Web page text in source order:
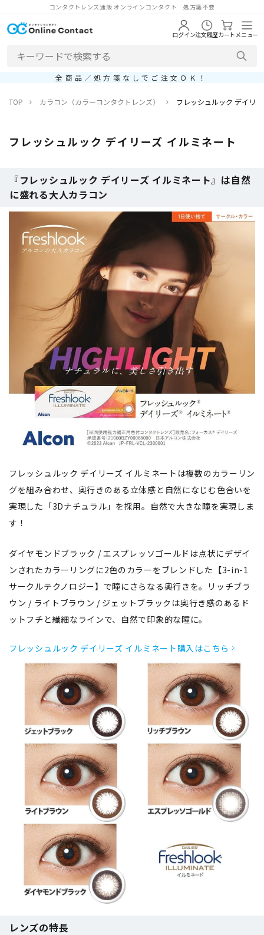
コンタクトレンズ通販 オンラインコンタクト 処方箋不要
ログイン注文履歴カートメニュー
全商品／処方箋なしでご注文ＯＫ！
TOP カラコン（カラーコンタクトレンズ） フレッシュルック デイリ
フレッシュルック デイリーズ イルミネート
『フレッシュルック デイリーズ イルミネート』は自然
に盛れる大人カラコン
フレッシュルック デイリーズ イルミネートは複数のカラーリン
グを組み合わせ、奥行きのある立体感と自然になじむ色合いを
実現した「3Dナチュラル」を採用。自然で大きな瞳を実現しま
す！
ダイヤモンドブラック / エスプレッソゴールドは点状にデザイ
ンされたカラーリングに2色のカラーをブレンドした【3-in-1
サークルテクノロジー】で瞳にさらなる奥行きを。リッチブラ
ウン / ライトブラウン / ジェットブラックは奥行き感のあるド
ットフチと繊細なラインで、自然で印象的な瞳に。
フレッシュルック デイリーズ イルミネート購入はこちら
レンズの特長